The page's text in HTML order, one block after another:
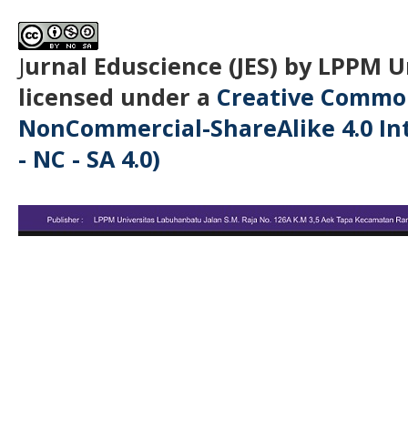
Jurnal Eduscience (JES) by
licensed under a Creative
NonCommercial-ShareAlike 4.0
- NC - SA 4.0)